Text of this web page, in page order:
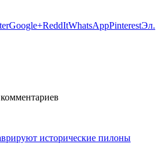
Google+ReddItWhatsAppPinterestЭл.
исторические пилоны